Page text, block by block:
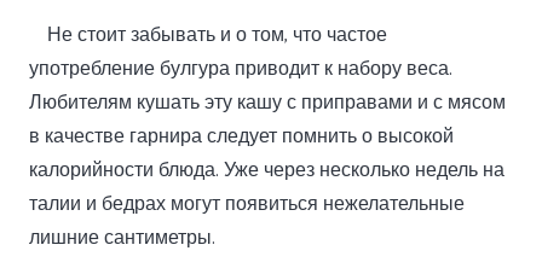
Не стоит забывать и о том, что частое
употребление булгура приводит к набору веса.
Любителям кушать эту кашу с приправами и с мясом
в качестве гарнира следует помнить о высокой
калорийности блюда. Уже через несколько недель на
талии и бедрах могут появиться нежелательные
лишние сантиметры.